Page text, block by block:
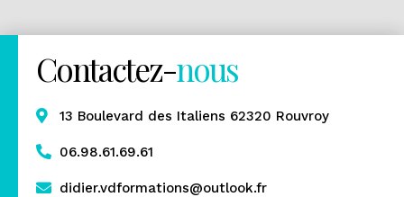
Contactez-nous
13 Boulevard des Italiens 62320 Rouvroy
06.98.61.69.61
didier.vdformations@outlook.fr